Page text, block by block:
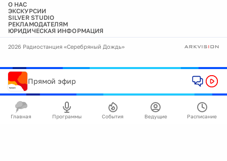
О НАС
ЭКСКУРСИИ
SILVER STUDIO
РЕКЛАМОДАТЕЛЯМ
ЮРИДИЧЕСКАЯ ИНФОРМАЦИЯ
2026 Радиостанция «Серебряный Дождь»
Прямой эфир
Главная Программы События Ведущие Расписание